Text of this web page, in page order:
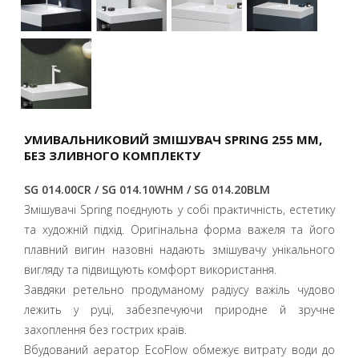
УМИВАЛЬНИКОВИЙ ЗМІШУВАЧ SPRING 255 ММ,
БЕЗ ЗЛИВНОГО КОМПЛЕКТУ
SG 014.00CR / SG 014.10WHM / SG 014.20BLM
Змішувачі Spring поєднують у собі практичність, естетику
та художній підхід. Оригінальна форма важеля та його
плавний вигин назовні надають змішувачу унікального
вигляду та підвищують комфорт використання.
Завдяки ретельно продуманому радіусу важіль чудово
лежить у руці, забезпечуючи природне й зручне
захоплення без гострих країв.
Вбудований аератор EcoFlow обмежує витрату води до